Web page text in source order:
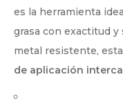
es la herramienta
grasa con exactitud
metal resistente,
de aplicación